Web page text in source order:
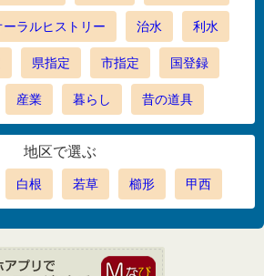
ーラルヒストリー 治水 利水
県指定 市指定 国登録
産業 暮らし 昔の道具
地区で選ぶ
白根 若草 櫛形 甲西